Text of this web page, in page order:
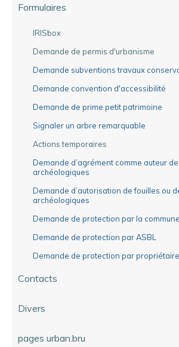
Formulaires
IRISbox
Demande de permis d'urbanisme
Demande subventions travaux
Demande convention d'accessibilité
Demande de prime petit patrimoine
Signaler un arbre remarquable
Actions temporaires
Demande d’agrément comme auteur
archéologiques
Demande d’autorisation de fouilles ou
archéologiques
Demande de protection par la commune
Demande de protection par ASBL
Demande de protection par propriétaire
Contacts
Divers
pages urban.bru